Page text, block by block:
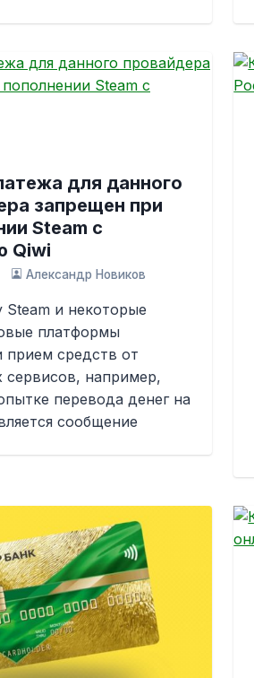
для данного
запрещен при
Steam с
Qiwi
Александр Новиков
Steam и некоторые
платформы
прием средств от
сервисов, например,
перевода денег на
сообщение